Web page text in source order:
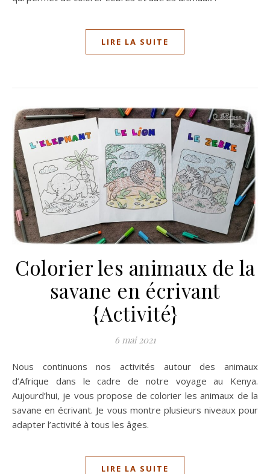
LIRE LA SUITE
Colorier les animaux de la
savane en écrivant
{Activité}
6 mai 2021
Nous continuons nos activités autour des animaux
d’Afrique dans le cadre de notre voyage au Kenya.
Aujourd’hui, je vous propose de colorier les animaux de la
savane en écrivant. Je vous montre plusieurs niveaux pour
adapter l’activité à tous les âges.
LIRE LA SUITE